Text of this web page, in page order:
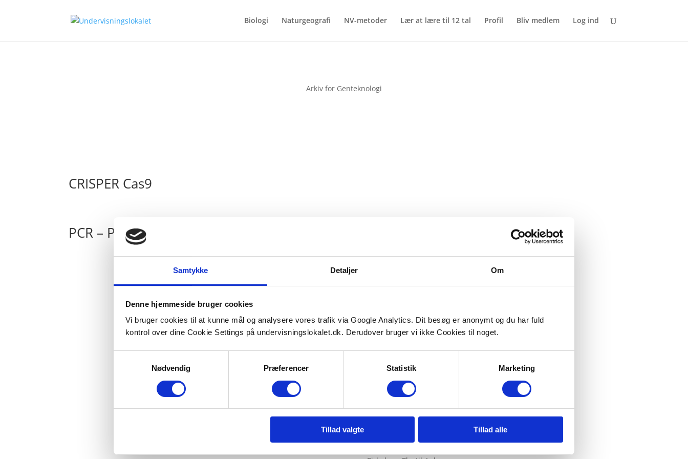
Samtykke Detaljer Om
Denne hjemmeside bruger cookies
Vi bruger cookies til at kunne mål og analysere vores trafik via Google Analytics. Dit besøg er anonymt og du har fuld
kontrol over dine Cookie Settings på undervisningslokalet.dk. Derudover bruger vi ikke Cookies til noget.
Nødvendig
Præferencer Statistik Marketing
Tillad valgte Tillad alle
Biologi Naturgeografi NV-metoder Lær at lære til 12 tal Profil Bliv medlem Log ind
Arkiv for Genteknologi
CRISPER Cas9
PCR – Polymerase Chain Reaction
Cookies & Privatlivspolitik
Profil
Biologi
Naturgeografi
Grow Like Tomorrow
Følg